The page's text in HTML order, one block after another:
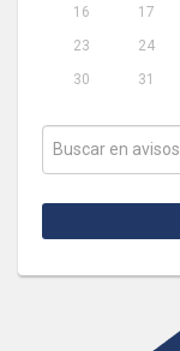
16
17
23
24
30
31